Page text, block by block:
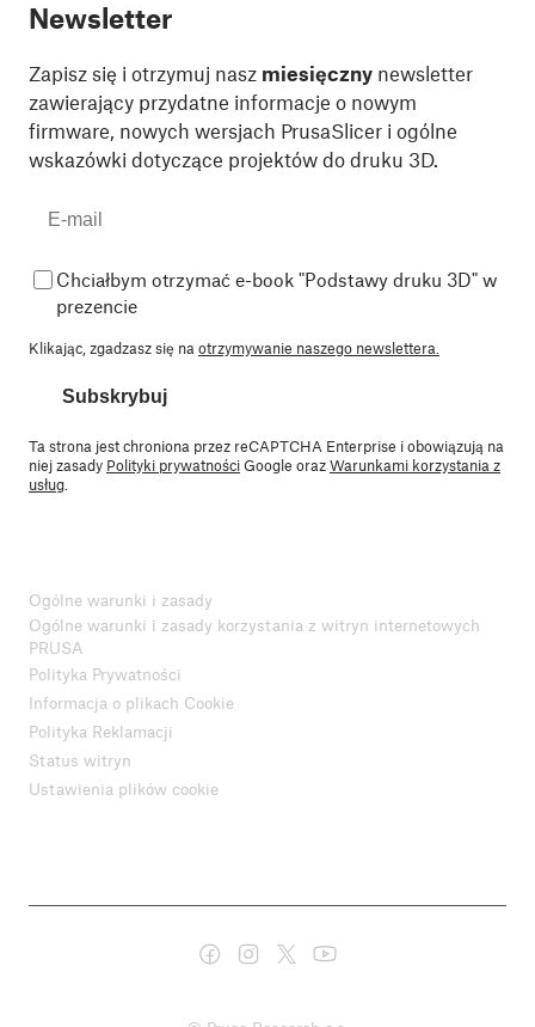
Newsletter
Zapisz się i otrzymuj nasz miesięczny newsletter
zawierający przydatne informacje o nowym
firmware, nowych wersjach PrusaSlicer i ogólne
wskazówki dotyczące projektów do druku 3D.
Chciałbym otrzymać e-book "Podstawy druku 3D" w
prezencie
Klikając, zgadzasz się naotrzymywanie naszego newslettera.
Subskrybuj
Ta strona jest chroniona przez reCAPTCHA Enterprise i obowiązują na
niej zasady Polityki prywatnościGoogle orazWarunkami korzystania z
usług.
Ogólne warunki i zasady
Ogólne warunki i zasady korzystania z witryn internetowych
PRUSA
Polityka Prywatności
Informacja o plikach Cookie
Polityka Reklamacji
Status witryn
Ustawienia plików cookie